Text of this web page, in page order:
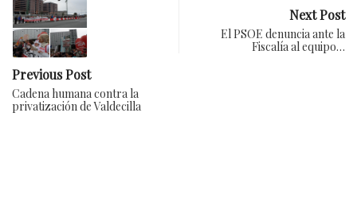
Previous Post
Cadena humana contra la
privatización de Valdecilla
Next Post
El PSOE denuncia ante la
Fiscalía al equipo…